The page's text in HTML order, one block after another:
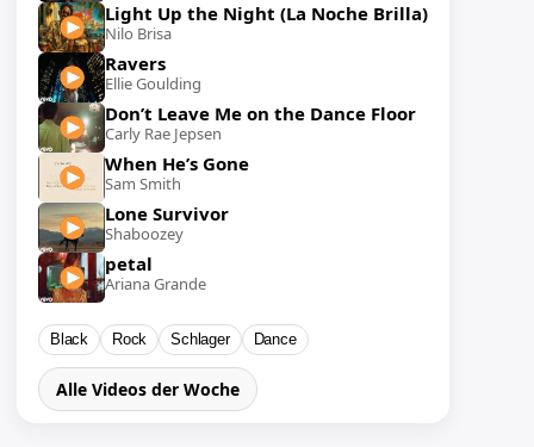
Light Up the Night (La Noche Brilla)
Nilo Brisa
Ravers
Ellie Goulding
Don’t Leave Me on the Dance Floor
Carly Rae Jepsen
When He’s Gone
Sam Smith
Lone Survivor
Shaboozey
petal
Ariana Grande
Black Rock Schlager Dance
Alle Videos der Woche